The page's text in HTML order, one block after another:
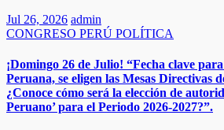
Jul 26, 2026 admin
CONGRESO PERÚ POLÍTICA
¡Domingo 26 de Julio! “Fecha clave
Peruana, se eligen las Mesas Directivas
¿Conoce cómo será la elección de
Peruano’ para el Periodo 2026-2027?”.